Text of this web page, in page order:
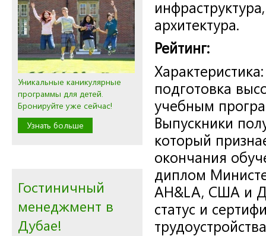
Уникальные каникулярные
программы для детей.
Бронируйте уже сейчас!
Узнать больше
Гостиничный
менеджмент в
Дубае!
архитектура.
Рейтинг:
подготовка
учебным
Выпускники
который
окончания
диплом
AH&LA, США и
статус и